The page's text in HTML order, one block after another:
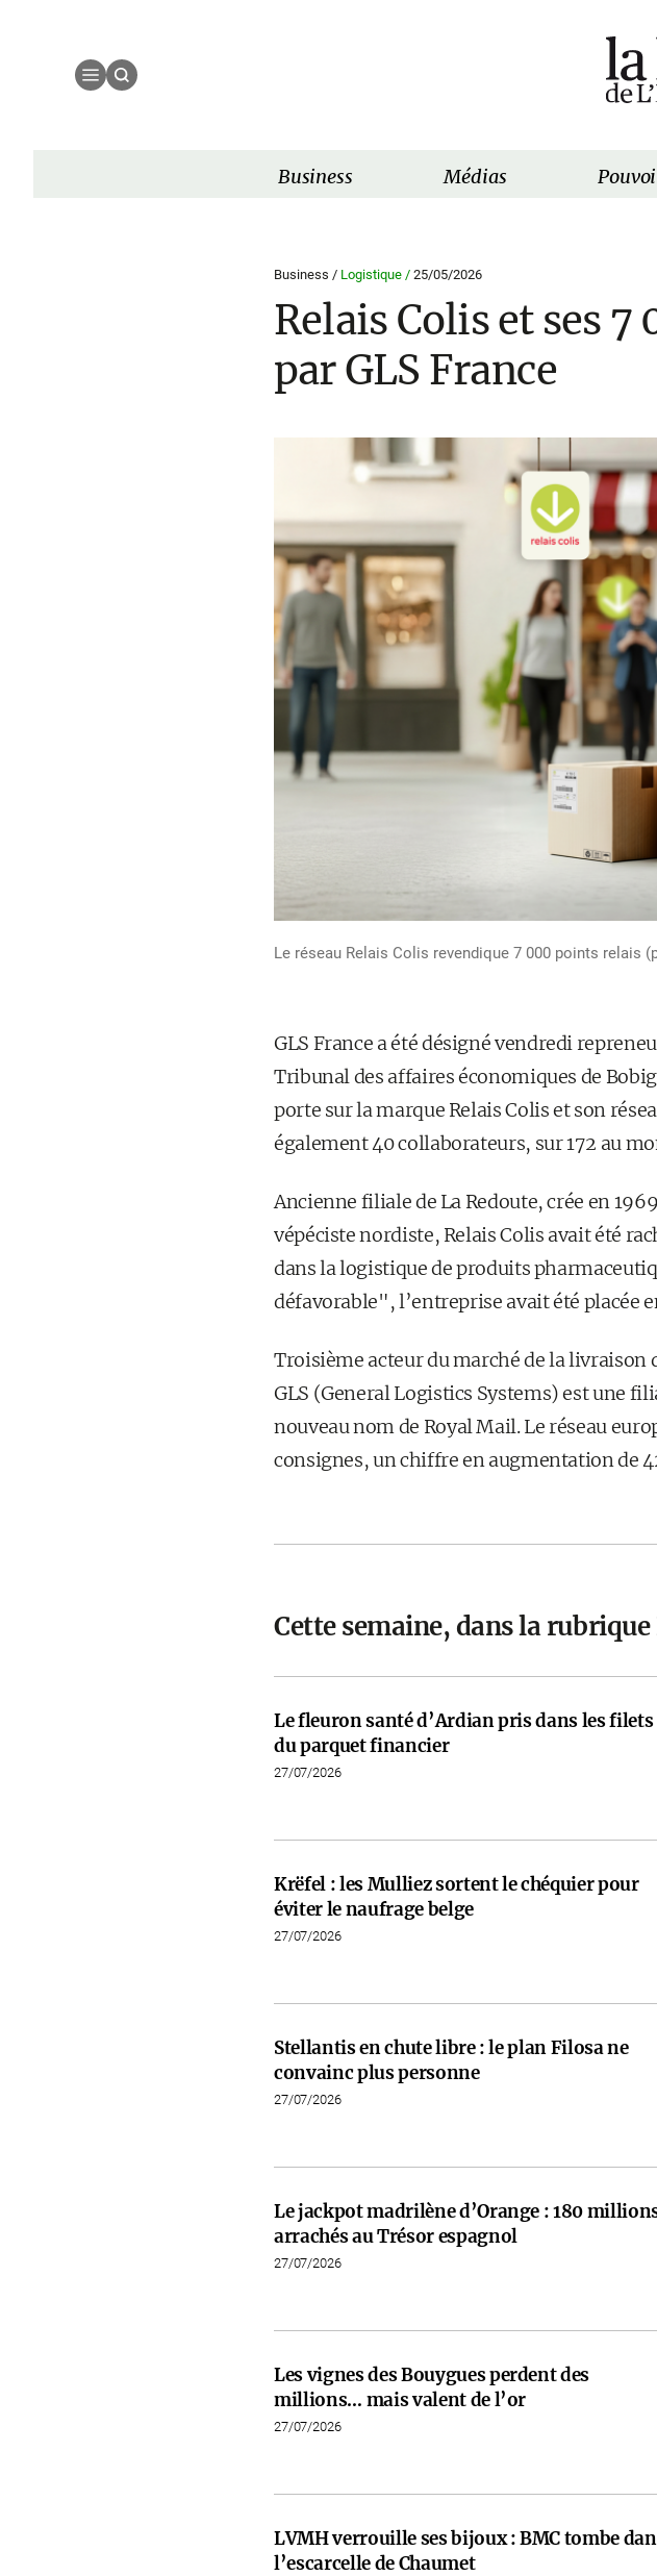
Business Médias
Business / Logistique / 25/05/2026
Relais Colis et ses
par GLS France
Le réseau Relais Colis revendique 7 000 points relais
GLS France a été désigné vendredi
Tribunal des affaires économiques de
porte sur la marque Relais Colis et son
également 40 collaborateurs, sur 172 au
Ancienne filiale de La Redoute, crée en
vépéciste nordiste, Relais Colis avait été
dans la logistique de produits
défavorable", l’entreprise avait été placée
Troisième acteur du marché de la livraison
GLS (General Logistics Systems) est une
nouveau nom de Royal Mail. Le réseau
consignes, un chiffre en augmentation de
Cette semaine, dans la rubrique
Le fleuron santé d’Ardian pris dans les filets
du parquet financier
27/07/2026
Krëfel : les Mulliez sortent le chéquier pour
éviter le naufrage belge
27/07/2026
Stellantis en chute libre : le plan Filosa ne
convainc plus personne
27/07/2026
Le jackpot madrilène d’Orange : 180
arrachés au Trésor espagnol
27/07/2026
Les vignes des Bouygues perdent des
millions… mais valent de l’or
27/07/2026
LVMH verrouille ses bijoux : BMC tombe
l’escarcelle de Chaumet